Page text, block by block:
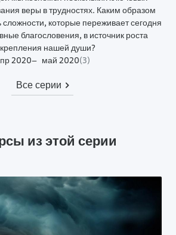
веры в трудностях. Каким образом
которые переживает сегодня
благословения, в источник роста
нашей души?
2020
май 2020(3)
Все серии
из этой серии